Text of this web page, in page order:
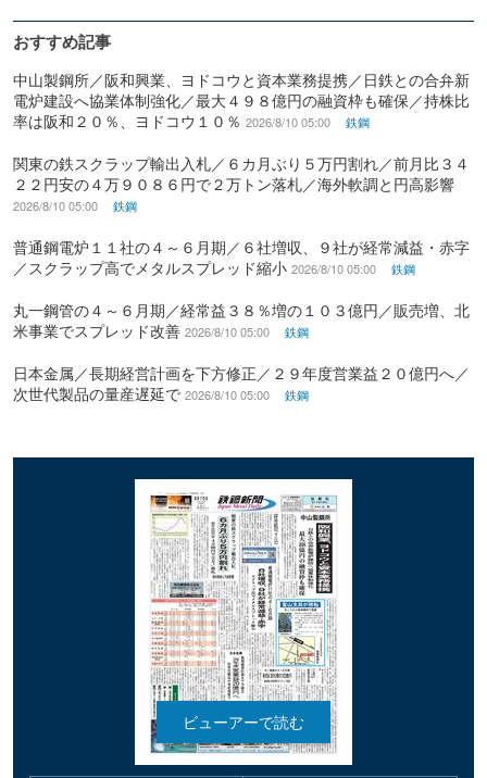
おすすめ記事
中山製鋼所／阪和興業、ヨドコウと資本業務提携／日鉄との合弁新
電炉建設へ協業体制強化／最大４９８億円の融資枠も確保／持株比
率は阪和２０％、ヨドコウ１０％ 2026/8/10 05:00 鉄鋼
関東の鉄スクラップ輸出入札／６カ月ぶり５万円割れ／前月比３４
２２円安の４万９０８６円で２万トン落札／海外軟調と円高影響
2026/8/10 05:00 鉄鋼
普通鋼電炉１１社の４～６月期／６社増収、９社が経常減益・赤字
／スクラップ高でメタルスプレッド縮小 2026/8/10 05:00 鉄鋼
丸一鋼管の４～６月期／経常益３８％増の１０３億円／販売増、北
米事業でスプレッド改善 2026/8/10 05:00 鉄鋼
日本金属／長期経営計画を下方修正／２９年度営業益２０億円へ／
次世代製品の量産遅延で 2026/8/10 05:00 鉄鋼